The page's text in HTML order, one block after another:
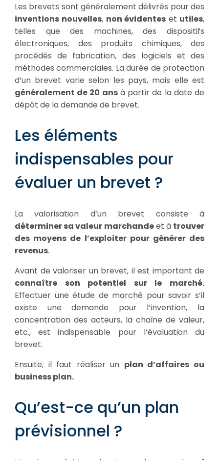
Les brevets sont généralement délivrés pour des
inventions nouvelles, non évidentes et utiles,
telles que des machines, des dispositifs
électroniques, des produits chimiques, des
procédés de fabrication, des logiciels et des
méthodes commerciales. La durée de protection
d’un brevet varie selon les pays, mais elle est
généralement de 20 ansà partir de la date de
dépôt de la demande de brevet.
Les éléments
indispensables pour
évaluer un brevet ?
La valorisation d’un brevet consiste à
déterminer sa valeur marchandeet à trouver
des moyens de l’exploiter pour générer des
revenus.
Avant de valoriser un brevet, il est important de
connaître son potentiel sur le marché.
Effectuer une étude de marché pour savoir s’il
existe une demande pour l’invention, la
concentration des acteurs, la chaîne de valeur,
etc., est indispensable pour l’évaluation du
brevet.
Ensuite, il faut réaliser un plan d’affaires ou
business plan.
Qu’est-ce qu’un plan
prévisionnel ?